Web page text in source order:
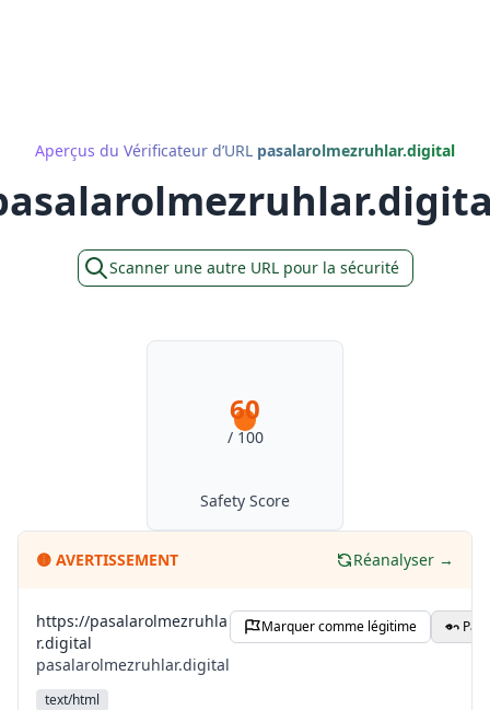
Aperçus du Vérificateur d’URL pasalarolmezruhlar.digital
Scanner une autre URL pour la sécurité
60
/ 100
Safety Score
🟡 AVERTISSEMENT Réanalyser →
https://pasalarolmezruhla
r.digital
pasalarolmezruhlar.digital
text/html
Marquer comme légitime